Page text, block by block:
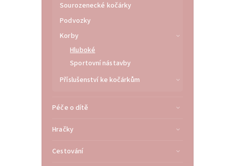
Sourozenecké kočárky
Podvozky
Korby
Hluboké
Sportovní nástavby
Příslušenství ke kočárkům
Péče o dítě
Hračky
Cestování